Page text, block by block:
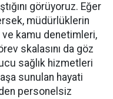
görüyoruz. Eğer
müdürlüklerin
ve kamu denetimleri,
skalasını da göz
sağlık hizmetleri
sunulan hayati
personelsiz